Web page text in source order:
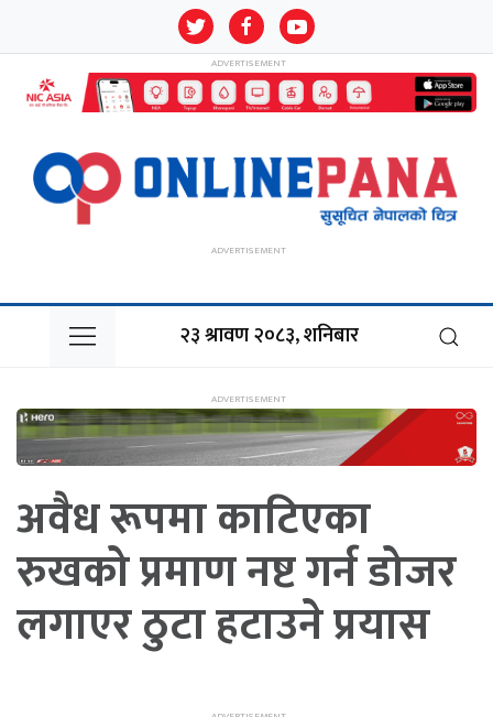
२३ श्रावण २०८३, शनिबार
अवैध रूपमा काटिएका
रुखको प्रमाण नष्ट गर्न डोजर
लगाएर ठुटा हटाउने प्रयास